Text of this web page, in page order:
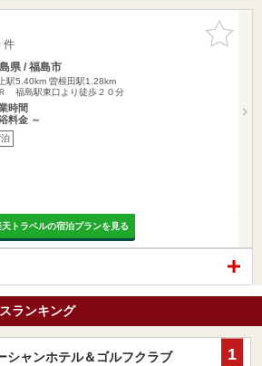
お気に入
りに追加
件
県 / 福島市
駅5.40km 曽根田駅1.28km
Ｒ 福島駅東口より徒歩２０分
時間
料金 ～
天トラベルの宿泊プランを見る
ランキング
シャンホテル＆ゴルフクラブ
1